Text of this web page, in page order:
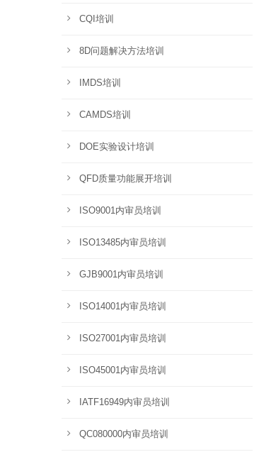
CQI培训
8D问题解决方法培训
IMDS培训
CAMDS培训
DOE实验设计培训
QFD质量功能展开培训
ISO9001内审员培训
ISO13485内审员培训
GJB9001内审员培训
ISO14001内审员培训
ISO27001内审员培训
ISO45001内审员培训
IATF16949内审员培训
QC080000内审员培训